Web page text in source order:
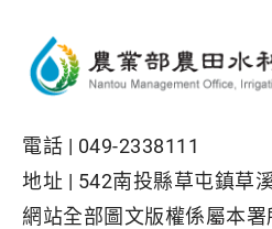
電話 | 049-2338111
地址 | 542南投縣草屯鎮草
網站全部圖文版權係屬本